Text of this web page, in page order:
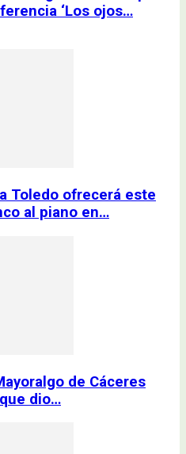
‘Los ojos…
Toledo ofrecerá este
al piano en…
de Cáceres
dio…